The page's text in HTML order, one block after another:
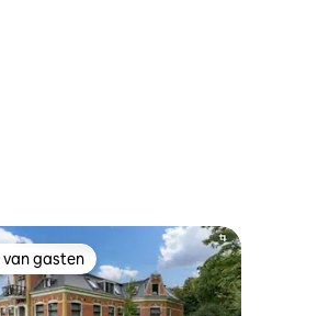
van gasten
van gasten